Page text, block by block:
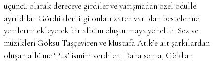
üçüncü olarak dereceye girdiler ve yarışmadan özel ödülle
ayrıldılar. Gördükleri ilgi onları zaten var olan bestelerine
yenilerini ekleyerek bir albüm oluşturmaya yöneltti. Söz ve
müzikleri Göksu Taşçeviren ve Mustafa Atik’e ait şarkılardan
oluşan albüme ‘Pus’ ismini verdiler. Daha sonra, Gökhan